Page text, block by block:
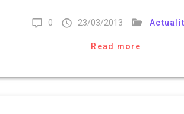
0 23/03/2013
Read more